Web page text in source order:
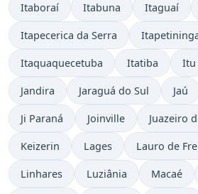
Itaboraí Itabuna Itaguaí
Itapecerica da Serra
Itaquaquecetuba Itatiba Itu
Jandira Jaraguá do Sul Jaú
Ji Paraná Joinville Juazeiro
Keizerin Lages Lauro de
Linhares Luziânia Macaé